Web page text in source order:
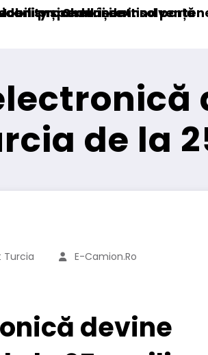
european
Blue River: 26.123 km
de la
Turcia E-Camion.ro
devine